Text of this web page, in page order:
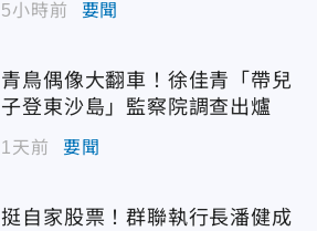
5小時前 要聞
青鳥偶像大翻車！徐佳青「帶兒
子登東沙島」監察院調查出爐
1天前 要聞
挺自家股票！群聯執行長潘健成